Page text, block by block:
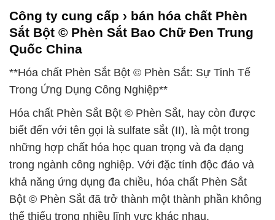
Công ty cung cấp › bán hóa chất Phèn
Sắt Bột © Phèn Sắt Bao Chữ Đen Trung
Quốc China
**Hóa chất Phèn Sắt Bột © Phèn Sắt: Sự Tinh Tế
Trong Ứng Dụng Công Nghiệp**
Hóa chất Phèn Sắt Bột © Phèn Sắt, hay còn được
biết đến với tên gọi là sulfate sắt (II), là một trong
những hợp chất hóa học quan trọng và đa dạng
trong ngành công nghiệp. Với đặc tính độc đáo và
khả năng ứng dụng đa chiều, hóa chất Phèn Sắt
Bột © Phèn Sắt đã trở thành một thành phần không
thể thiếu trong nhiều lĩnh vực khác nhau.